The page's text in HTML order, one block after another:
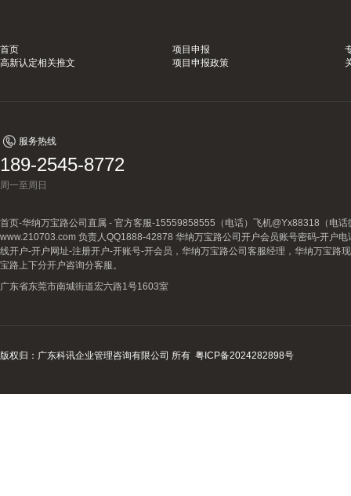
首页 项目申报
高新认定相关推文
项目申报政策
服务热线
189-2545-8772
周一至周日
首页-华纳万宝路公司直属 - 官方客服-15559858555（电话）飞机@Yx88318（电
www.210703.com 负责人QQ1888-42878 华纳万宝路公司开户会员账号密码-开户
线开户-开户网址-注册开户-开账号-开会员，华纳万宝路公司客服经理，华纳万宝路
宝路上下分开户咨询分客服。
广东省东莞市南城街道宏六路1号1603室
版权归：广东科讯企业管理咨询有限公司 所有 粤ICP备2024282898号